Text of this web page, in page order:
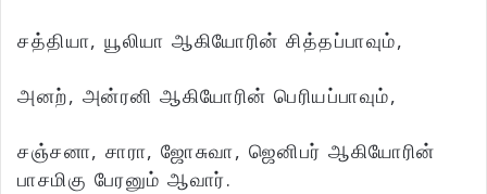
சத்தியா, யூலியா ஆகியோரின் சித்தப்பாவும்,
அனற், அன்ரனி ஆகியோரின் பெரியப்பாவும்,
சஞ்சனா, சாரா, ஜோசுவா, ஜெனிபர் ஆகியோரின்
பாசமிகு பேரனும் ஆவார்.